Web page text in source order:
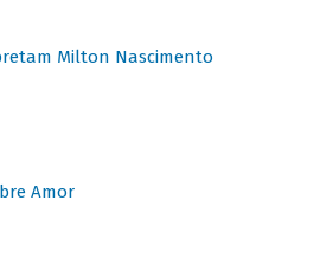
Milton Nascimento
Amor